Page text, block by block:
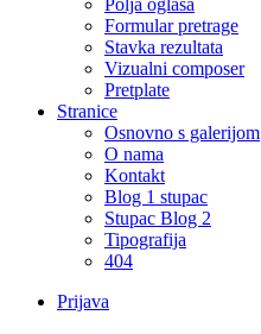
Polja oglasa
Formular pretrage
Stavka rezultata
Vizualni composer
Pretplate
Stranice
Osnovno s galerijom
O nama
Kontakt
Blog 1 stupac
Stupac Blog 2
Tipografija
404
Prijava